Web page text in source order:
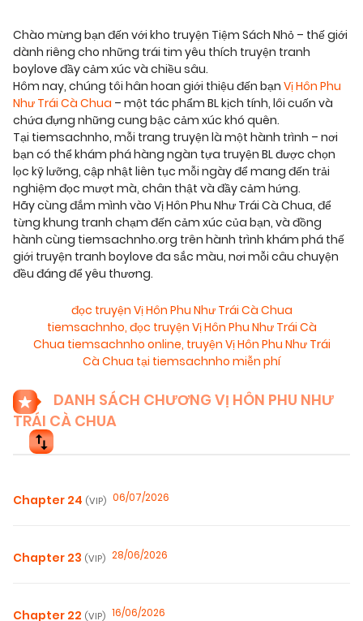
Chào mừng bạn đến với kho truyện Tiệm Sách Nhỏ – thế giới
dành riêng cho những trái tim yêu thích truyện tranh
boylove đầy cảm xúc và chiều sâu.
Hôm nay, chúng tôi hân hoan giới thiệu đến bạn Vị Hôn Phu
Như Trái Cà Chua – một tác phẩm BL kịch tính, lôi cuốn và
chứa đựng những cung bậc cảm xúc khó quên.
Tại tiemsachnho, mỗi trang truyện là một hành trình – nơi
bạn có thể khám phá hàng ngàn tựa truyện BL được chọn
lọc kỹ lưỡng, cập nhật liên tục mỗi ngày để mang đến trải
nghiệm đọc mượt mà, chân thật và đầy cảm hứng.
Hãy cùng đắm mình vào Vị Hôn Phu Như Trái Cà Chua, để
từng khung tranh chạm đến cảm xúc của bạn, và đồng
hành cùng tiemsachnho.org trên hành trình khám phá thế
giới truyện tranh boylove đa sắc màu, nơi mỗi câu chuyện
đều đáng để yêu thương.
đọc truyện Vị Hôn Phu Như Trái Cà Chua
tiemsachnho, đọc truyện Vị Hôn Phu Như Trái Cà
Chua tiemsachnho online, truyện Vị Hôn Phu Như Trái
Cà Chua tại tiemsachnho miễn phí
DANH SÁCH CHƯƠNG VỊ HÔN PHU NHƯ
TRÁI CÀ CHUA
Chapter 24 (VIP) 06/07/2026
Chapter 23 (VIP) 28/06/2026
Chapter 22 (VIP) 16/06/2026